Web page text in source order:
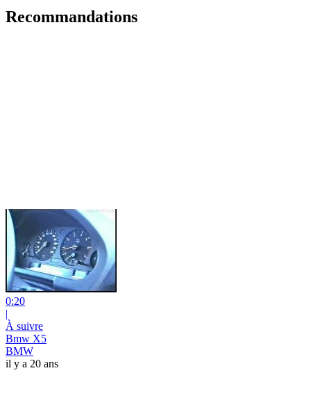
Recommandations
0:20
|
À suivre
Bmw X5
BMW
il y a 20 ans